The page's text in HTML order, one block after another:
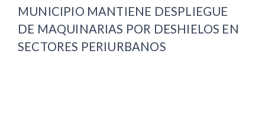
MUNICIPIO MANTIENE DESPLIEGUE
DE MAQUINARIAS POR DESHIELOS EN
SECTORES PERIURBANOS